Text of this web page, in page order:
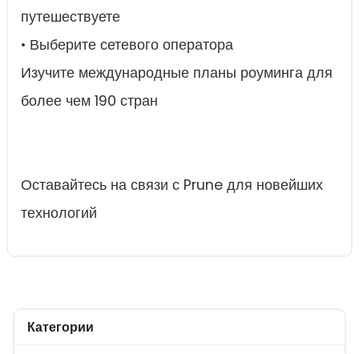
путешествуете
• Выберите сетевого оператора
Изучите международные планы роуминга для
более чем 190 стран
Оставайтесь на связи с Prune для новейших
технологий
Категории